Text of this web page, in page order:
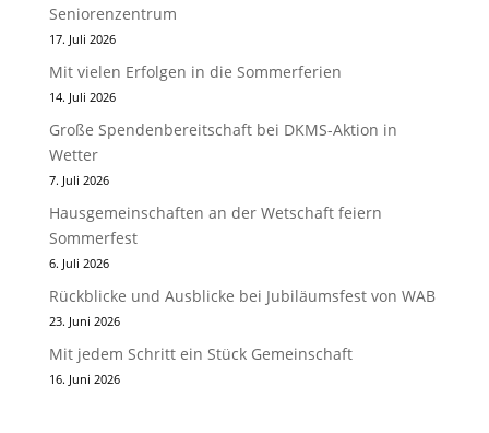
Seniorenzentrum
17. Juli 2026
Mit vielen Erfolgen in die Sommerferien
14. Juli 2026
Große Spendenbereitschaft bei DKMS-Aktion in
Wetter
7. Juli 2026
Hausgemeinschaften an der Wetschaft feiern
Sommerfest
6. Juli 2026
Rückblicke und Ausblicke bei Jubiläumsfest von WAB
23. Juni 2026
Mit jedem Schritt ein Stück Gemeinschaft
16. Juni 2026